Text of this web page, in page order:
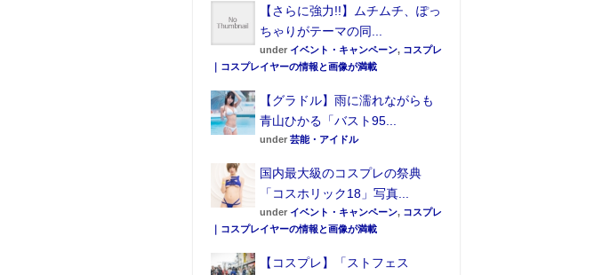
【さらに強力!!】ムチムチ、ぽっ
ちゃりがテーマの同...
under イベント・キャンペーン, コスプレ
｜コスプレイヤーの情報と画像が満載
【グラドル】雨に濡れながらも
青山ひかる「バスト95...
under 芸能・アイドル
国内最大級のコスプレの祭典
「コスホリック18」写真...
under イベント・キャンペーン, コスプレ
｜コスプレイヤーの情報と画像が満載
【コスプレ】「ストフェス